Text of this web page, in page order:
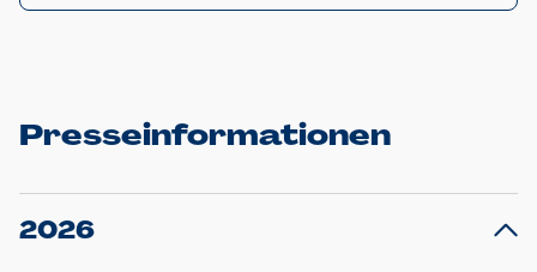
Presseinformationen
2026